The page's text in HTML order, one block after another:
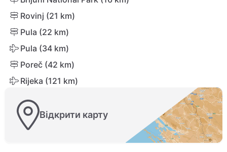
Rovinj (21 km)
Pula (22 km)
Pula (34 km)
Poreč (42 km)
Rijeka (121 km)
Відкрити карту